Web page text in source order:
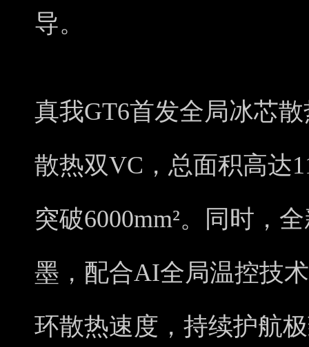
导。
真我GT6首发全局冰芯
散热双VC，总面积高达
突破6000mm²。同时，
墨，配合AI全局温控技
环散热速度，持续护航